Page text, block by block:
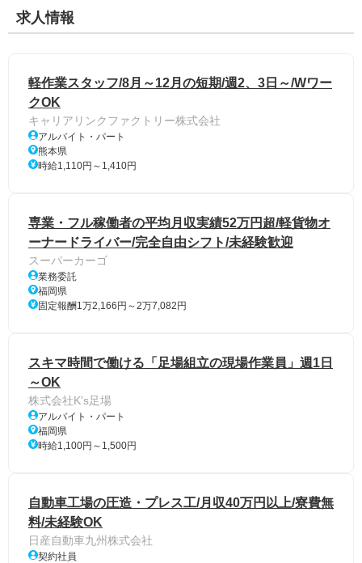
求人情報
軽作業スタッフ/8月～12月の短期/週2、3日～/Wワー
クOK
キャリアリンクファクトリー株式会社
アルバイト・パート
熊本県
時給1,110円～1,410円
専業・フル稼働者の平均月収実績52万円超/軽貨物オ
ーナードライバー/完全自由シフト/未経験歓迎
スーパーカーゴ
業務委託
福岡県
固定報酬1万2,166円～2万7,082円
スキマ時間で働ける「足場組立の現場作業員」週1日
～OK
株式会社K’s足場
アルバイト・パート
福岡県
時給1,100円～1,500円
自動車工場の圧造・プレス工/月収40万円以上/寮費無
料/未経験OK
日産自動車九州株式会社
契約社員